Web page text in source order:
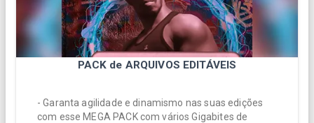
PACK de ARQUIVOS EDITÁVEIS
- Garanta agilidade e dinamismo nas suas edições
com esse MEGA PACK com vários Gigabites de